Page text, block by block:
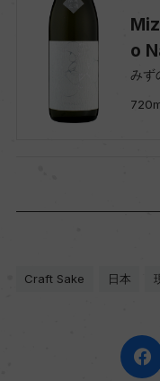
o
みず
Craft Sake 日本